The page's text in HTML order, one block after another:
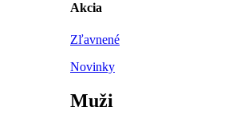
Akcia
Zľavnené
Novinky
Muži